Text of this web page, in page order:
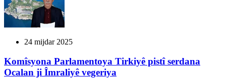
24 mijdar 2025
Komîsyona Parlamentoya Tirkiyê pistî serdana
Ocalan ji Îmraliyê vegeriya